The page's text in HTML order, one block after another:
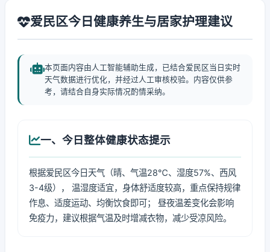
爱民区今日健康养生与居家护理建议
本页面内容由人工智能辅助生成，已结合爱民区当日实时
天气数据进行优化，并经过人工审核校验。内容仅供参
考，请结合自身实际情况酌情采纳。
一、今日整体健康状态提示
根据爱民区今日天气（晴、气温28℃、湿度57%、西风
3-4级）， 温湿度适宜，身体舒适度较高，重点保持规律
作息、适度运动、均衡饮食即可； 昼夜温差变化会影响
免疫力，建议根据气温及时增减衣物，减少受凉风险。